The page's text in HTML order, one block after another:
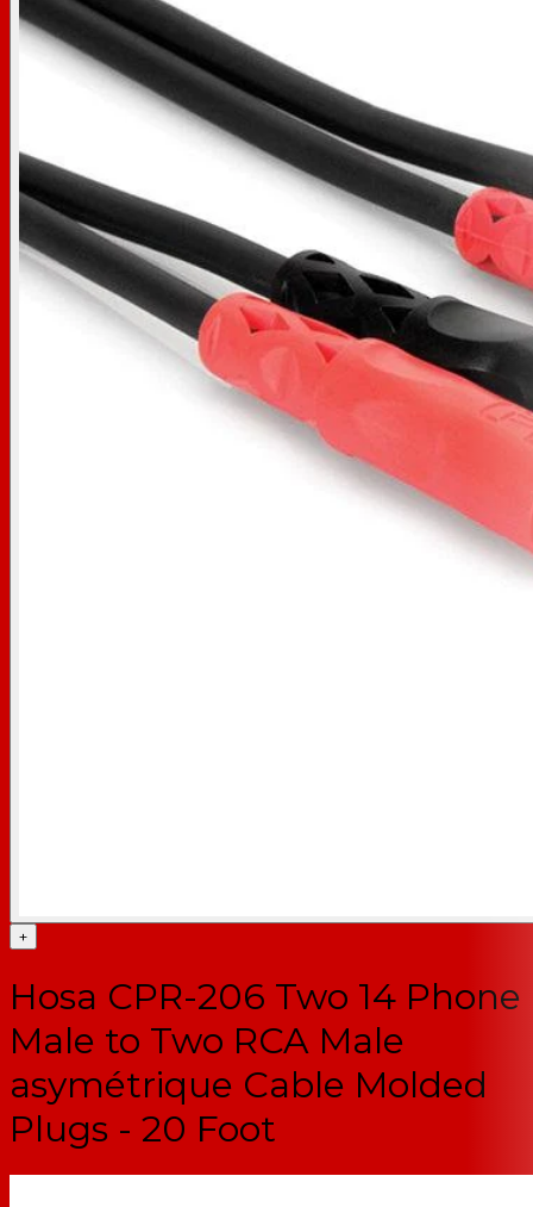
+
Hosa CPR-206 Two 14 Phone
Male to Two RCA Male
asymétrique Cable Molded
Plugs - 20 Foot